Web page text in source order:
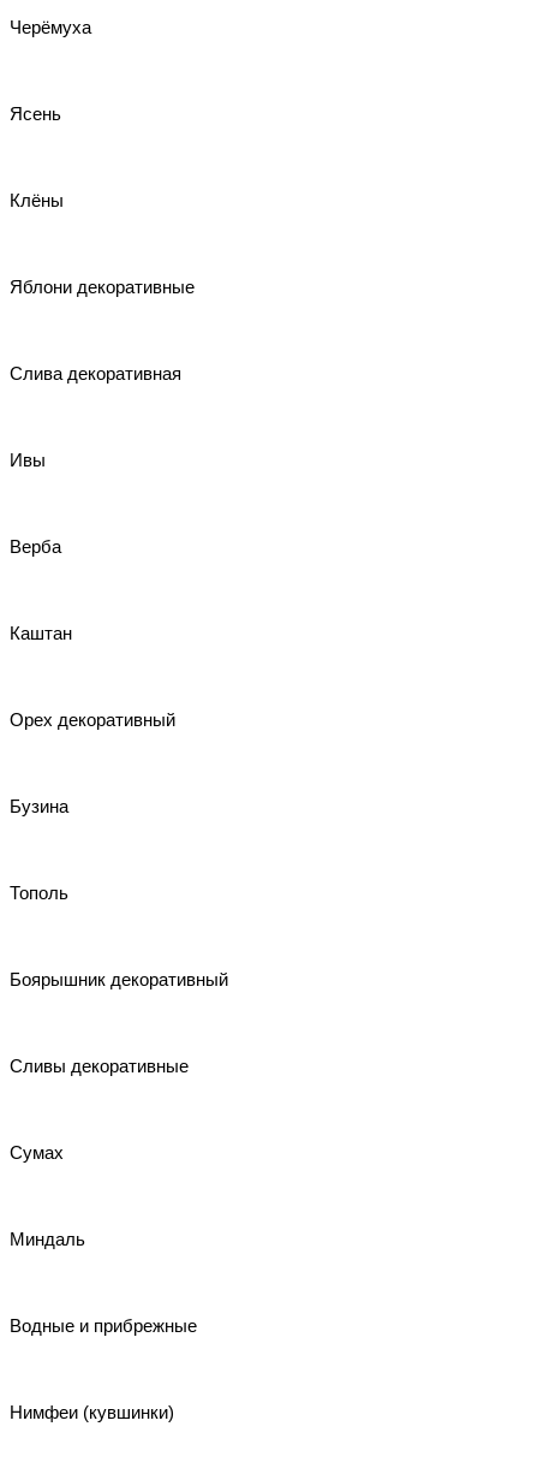
Черёмуха
Ясень
Клёны
Яблони декоративные
Слива декоративная
Ивы
Верба
Каштан
Орех декоративный
Бузина
Тополь
Боярышник декоративный
Сливы декоративные
Сумах
Миндаль
Водные и прибрежные
Нимфеи (кувшинки)